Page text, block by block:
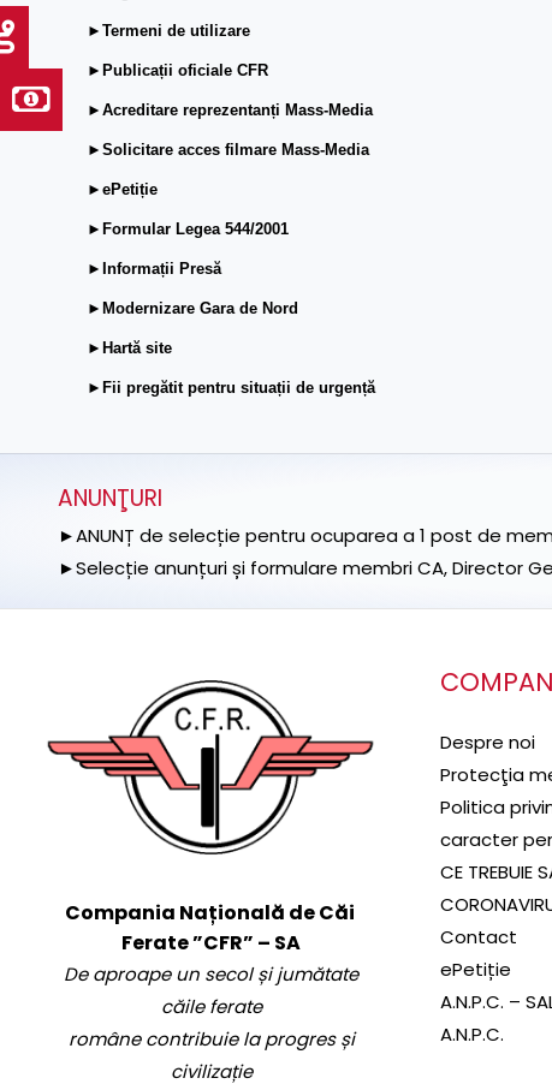
►Termeni de utilizare
►Publicații oficiale CFR
►Acreditare reprezentanți Mass-Media
►Solicitare acces filmare Mass-Media
►ePetiție
►Formular Legea 544/2001
►Informații Presă
►Modernizare Gara de Nord
►Hartă site
►Fii pregătit pentru situații de urgență
ANUNŢURI
►ANUNȚ de selecție pentru ocuparea a 1 post de
►Selecție anunțuri și formulare membri CA, Director
Compania Națională de Căi
Ferate ”CFR” – SA
De aproape un secol și jumătate
căile ferate
române contribuie la progres și
civilizație
Despre noi
Protecţia
Politica
caracter
CE TREBUIE
Contact
ePetiție
A.N.P.C. –
A.N.P.C.